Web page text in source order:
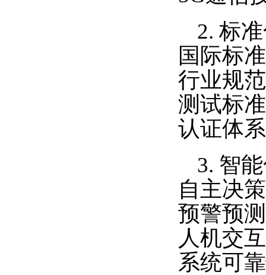
2. 标
国际标
行业规
测试标
认证体
3. 智
自主决
预警预
人机交
系统可